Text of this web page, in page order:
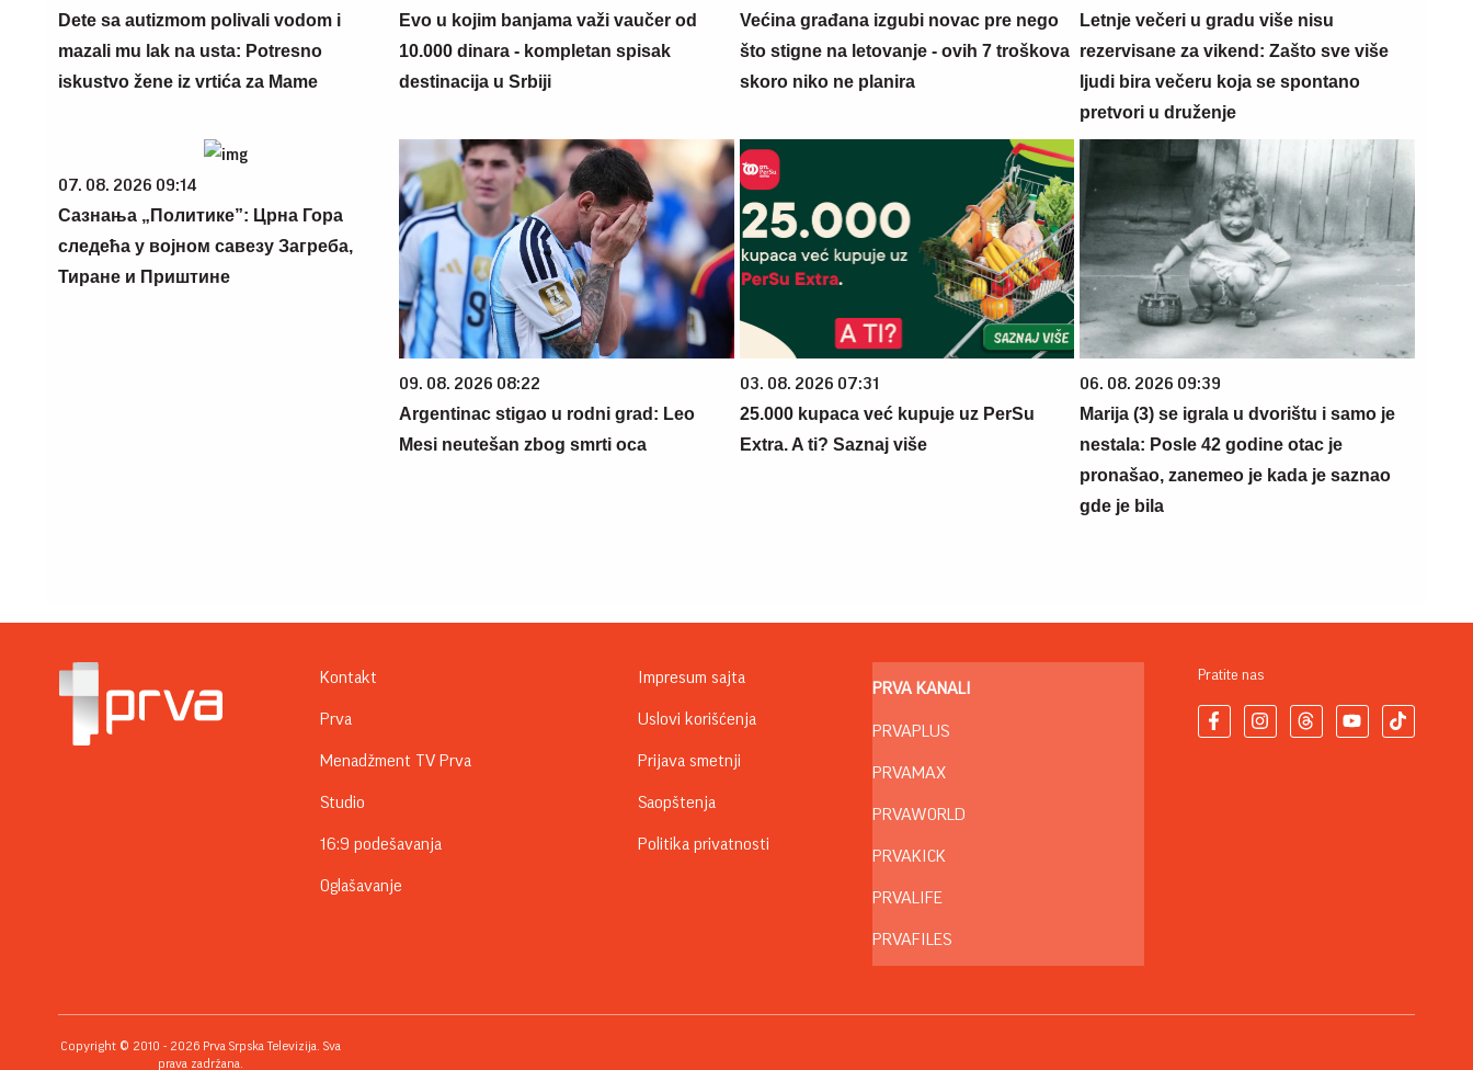
Dete sa autizmom polivali vodom i
mazali mu lak na usta: Potresno
iskustvo žene iz vrtića za Mame
Evo u kojim banjama važi vaučer od
10.000 dinara - kompletan spisak
destinacija u Srbiji
Većina građana izgubi novac pre nego
što stigne na letovanje - ovih 7 troškova
skoro niko ne planira
Letnje večeri u gradu više nisu
rezervisane za vikend: Zašto sve više
ljudi bira večeru koja se spontano
pretvori u druženje
07. 08. 2026 09:14
Сазнања „Политике”: Црна Гора
следећа у војном савезу Загреба,
Тиране и Приштине
09. 08. 2026 08:22
Argentinac stigao u rodni grad: Leo
Mesi neutešan zbog smrti oca
03. 08. 2026 07:31
25.000 kupaca već kupuje uz PerSu
Extra. A ti? Saznaj više
06. 08. 2026 09:39
Marija (3) se igrala u dvorištu i samo je
nestala: Posle 42 godine otac je
pronašao, zanemeo je kada je saznao
gde je bila
Kontakt
Prva
Menadžment TV Prva
Studio
16:9 podešavanja
Oglašavanje
Impresum sajta
Uslovi korišćenja
Prijava smetnji
Saopštenja
Politika privatnosti
PRVA KANALI
PRVAPLUS
PRVAMAX
PRVAWORLD
PRVAKICK
PRVALIFE
PRVAFILES
Pratite nas
Copyright © 2010 - 2026 Prva Srpska Televizija. Sva
prava zadržana.